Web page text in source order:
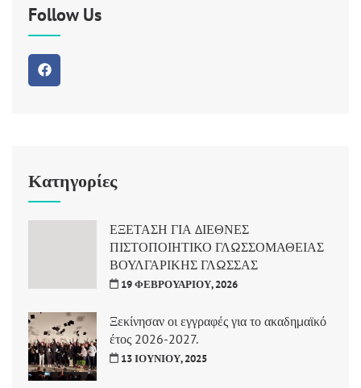
Follow Us
Κατηγορίες
ΕΞΕΤΑΣΗ ΓΙΑ ΔΙΕΘΝΕΣ
ΠΙΣΤΟΠΟΙΗΤΙΚΟ ΓΛΩΣΣΟΜΑΘΕΙΑΣ
ΒΟΥΛΓΑΡΙΚΗΣ ΓΛΩΣΣΑΣ
19 ΦΕΒΡΟΥΑΡΊΟΥ, 2026
Ξεκίνησαν οι εγγραφές για το ακαδημαϊκό
έτος 2026-2027.
13 ΙΟΥΝΊΟΥ, 2025